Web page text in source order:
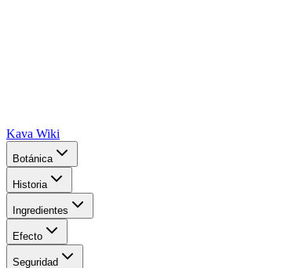
Kava Wiki
Botánica
Historia
Ingredientes
Efecto
Seguridad